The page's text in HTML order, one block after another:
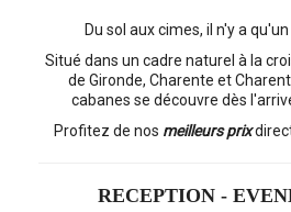
Du sol aux cimes, il n'y a
Situé dans un cadre naturel à la
de Gironde, Charente et
cabanes se découvre dès
Profitez de nos meilleurs prix
RECEPTION -